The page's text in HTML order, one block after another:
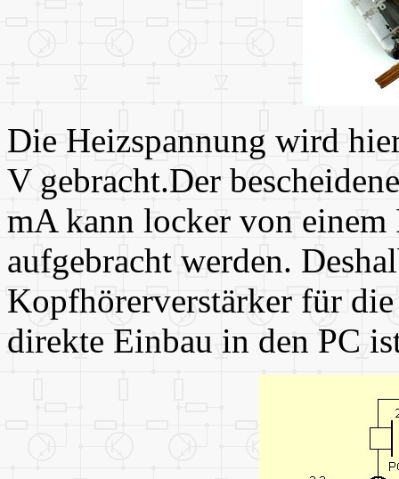
Die Heizspannung wird
V gebracht.Der
mA kann locker von einem
aufgebracht werden.
Kopfhörerverstärker für
direkte Einbau in den PC